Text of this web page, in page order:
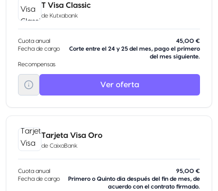
T Visa Classic
de Kutxabank
Cuota anual
45,00 €
Fecha de cargo
Corte entre el 24 y 25 del mes, pago el primero
del mes siguiente.
Recompensas
Ver oferta
Tarjeta Visa Oro
de CaixaBank
Cuota anual
95,00 €
Fecha de cargo
Primero o Quinto dia después del fin de mes, de
acuerdo con el contrato firmado.